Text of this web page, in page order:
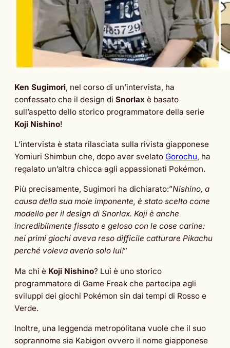
Ken Sugimori, nel corso di un’intervista, ha
confessato che il design di Snorlax è basato
sull’aspetto dello storico programmatore della serie
Koji Nishino!
L’intervista è stata rilasciata sulla rivista giapponese
Yomiuri Shimbun che, dopo aver svelato Gorochu, ha
regalato un’altra chicca agli appassionati Pokémon.
Più precisamente, Sugimori ha dichiarato:”Nishino, a
causa della sua mole imponente, è stato scelto come
modello per il design di Snorlax. Koji è anche
incredibilmente fissato e geloso con le cose carine:
nei primi giochi aveva reso difficile catturare Pikachu
perché voleva averlo solo lui!”
Ma chi è Koji Nishino? Lui è uno storico
programmatore di Game Freak che partecipa agli
sviluppi dei giochi Pokémon sin dai tempi di Rosso e
Verde.
Inoltre, una leggenda metropolitana vuole che il suo
soprannome sia Kabigon ovvero il nome giapponese